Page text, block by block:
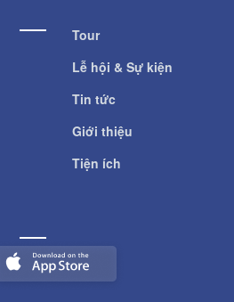
Tour
Lễ hội & Sự kiện
Tin tức
Giới thiệu
Tiện ích